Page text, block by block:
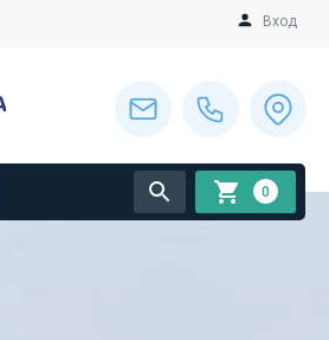
Вход
0